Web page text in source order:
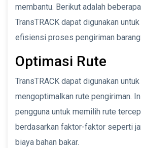
membantu. Berikut adalah
TransTRACK dapat digunakan
efisiensi proses pengiriman barang:
Optimasi Rute
TransTRACK dapat digunakan
mengoptimalkan rute pengiriman.
pengguna untuk memilih rute
berdasarkan faktor-faktor seperti
biaya bahan bakar.